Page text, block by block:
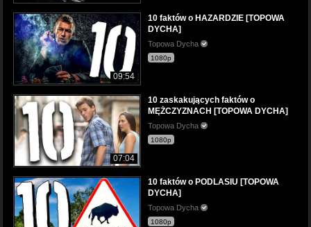
09:54
10 faktów o HAZARDZIE [TOPOWA
DYCHA]
Topowa Dycha
1080p
07:04
10 zaskakujących faktów o
MĘŻCZYZNACH [TOPOWA DYCHA]
Topowa Dycha
1080p
10 faktów o PODLASIU [TOPOWA
DYCHA]
Topowa Dycha
1080p